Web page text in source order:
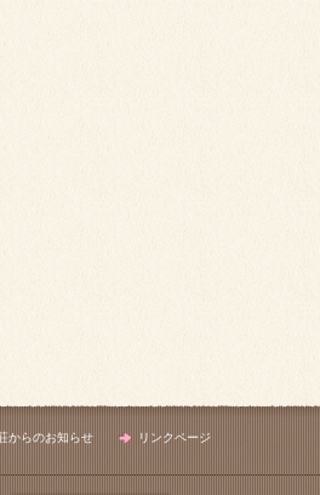
からのお知らせ リンクページ